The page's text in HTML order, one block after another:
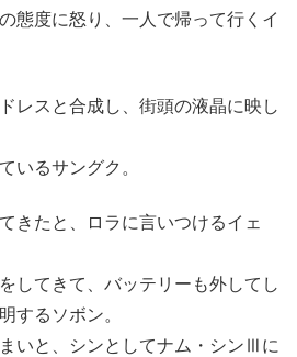
態度に怒り、一人で帰って行くイ
レスと合成し、街頭の液晶に映し
いるサングク。
きたと、ロラに言いつけるイェ
してきて、バッテリーも外してし
するソボン。
いと、シンとしてナム・シンⅢに